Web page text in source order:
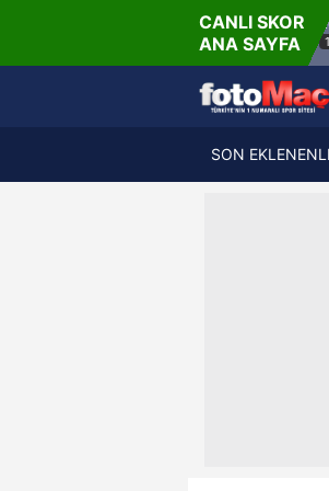
CANLI SKOR
ANA SAYFA
6.8.2026 - Per
19:00
SON